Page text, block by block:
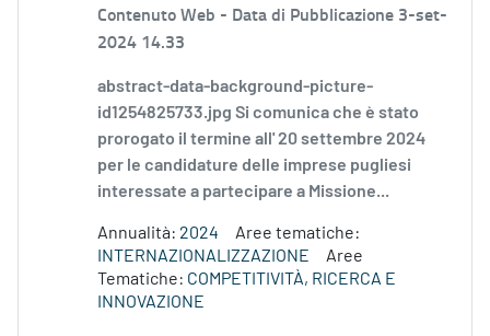
Contenuto Web - Data di Pubblicazione 3-set-
2024 14.33
abstract-data-background-picture-
id1254825733.jpg Si comunica che è stato
prorogato il termine all' 20 settembre 2024
per le candidature delle imprese pugliesi
interessate a partecipare a Missione...
Annualità: 2024
Aree tematiche:
INTERNAZIONALIZZAZIONE
Aree
Tematiche: COMPETITIVITÀ, RICERCA E
INNOVAZIONE